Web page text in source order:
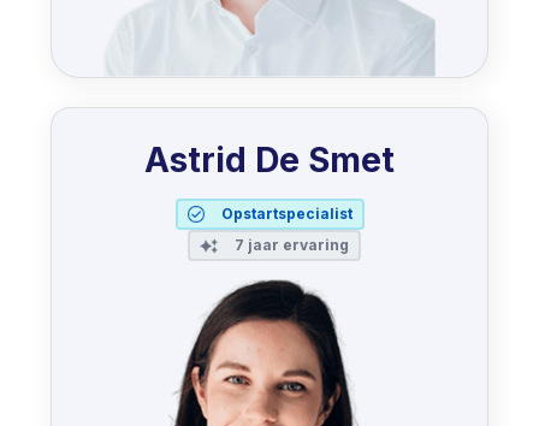
Astrid De Smet
Opstartspecialist
7 jaar ervaring